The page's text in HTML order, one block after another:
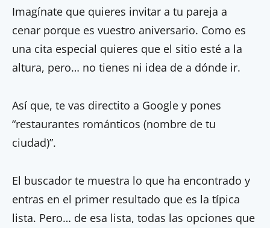
Imagínate que quieres invitar a tu pareja a
cenar porque es vuestro aniversario. Como es
una cita especial quieres que el sitio esté a la
altura, pero… no tienes ni idea de a dónde ir.
Así que, te vas directito a Google y pones
“restaurantes románticos (nombre de tu
ciudad)”.
El buscador te muestra lo que ha encontrado y
entras en el primer resultado que es la típica
lista. Pero… de esa lista, todas las opciones que